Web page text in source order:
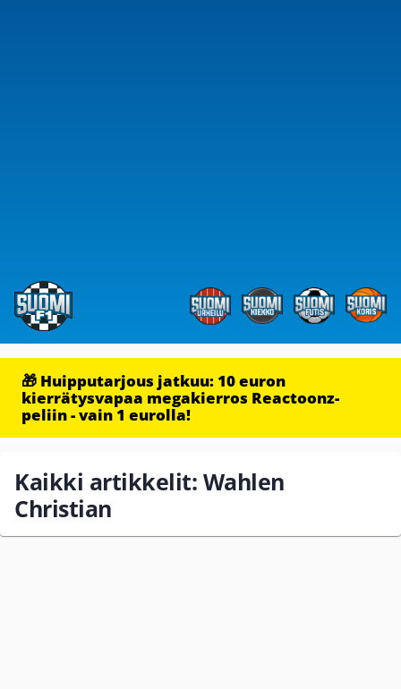
🎁 Huipputarjous jatkuu: 10 euron
kierrätysvapaa megakierros Reactoonz-
peliin - vain 1 eurolla!
Kaikki artikkelit: Wahlen
Christian